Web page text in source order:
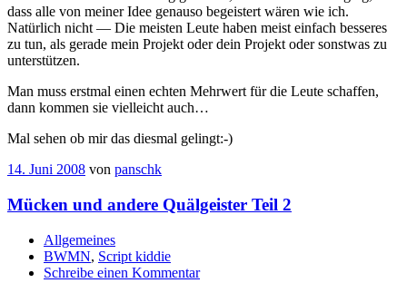
dass alle von meiner Idee genauso begeistert wären wie ich.
Natürlich nicht — Die meisten Leute haben meist einfach besseres
zu tun, als gerade mein Projekt oder dein Projekt oder sonstwas zu
unterstützen.
Man muss erstmal einen echten Mehrwert für die Leute schaffen,
dann kommen sie vielleicht auch…
Mal sehen ob mir das diesmal gelingt:-)
14. Juni 2008 von panschk
Mücken und andere Quälgeister Teil 2
Allgemeines
BWMN, Script kiddie
Schreibe einen Kommentar